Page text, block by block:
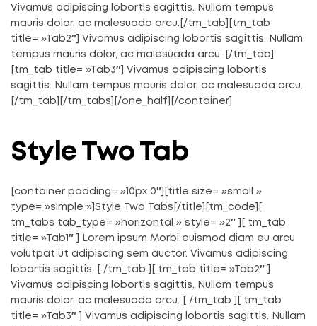
Vivamus adipiscing lobortis sagittis. Nullam tempus
mauris dolor, ac malesuada arcu.[/tm_tab][tm_tab
title= »Tab2″] Vivamus adipiscing lobortis sagittis. Nullam
tempus mauris dolor, ac malesuada arcu. [/tm_tab]
[tm_tab title= »Tab3″] Vivamus adipiscing lobortis
sagittis. Nullam tempus mauris dolor, ac malesuada arcu.
[/tm_tab][/tm_tabs][/one_half][/container]
Style Two Tab
[container padding= »10px 0″][title size= »small »
type= »simple »]Style Two Tabs[/title][tm_code][
tm_tabs tab_type= »horizontal » style= »2″ ][ tm_tab
title= »Tab1″ ] Lorem ipsum Morbi euismod diam eu arcu
volutpat ut adipiscing sem auctor. Vivamus adipiscing
lobortis sagittis. [ /tm_tab ][ tm_tab title= »Tab2″ ]
Vivamus adipiscing lobortis sagittis. Nullam tempus
mauris dolor, ac malesuada arcu. [ /tm_tab ][ tm_tab
title= »Tab3″ ] Vivamus adipiscing lobortis sagittis. Nullam